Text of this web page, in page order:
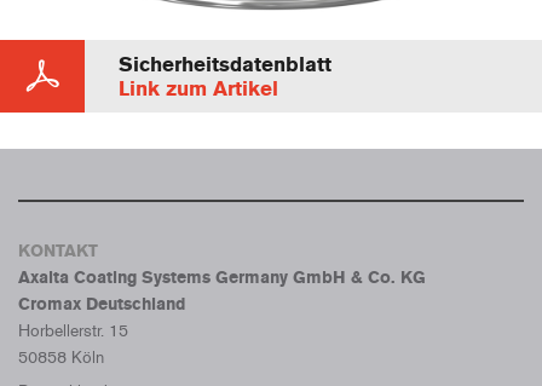
Sicherheitsdatenblatt
Link zum Artikel
KONTAKT
Axalta Coating Systems Germany GmbH & Co. KG
Cromax Deutschland
Horbellerstr. 15
50858 Köln